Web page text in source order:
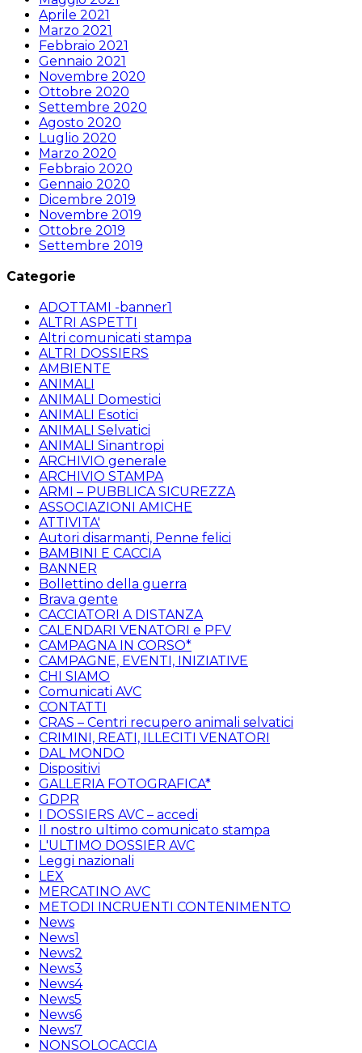
Aprile 2021
Marzo 2021
Febbraio 2021
Gennaio 2021
Novembre 2020
Ottobre 2020
Settembre 2020
Agosto 2020
Luglio 2020
Marzo 2020
Febbraio 2020
Gennaio 2020
Dicembre 2019
Novembre 2019
Ottobre 2019
Settembre 2019
Categorie
ADOTTAMI -banner1
ALTRI ASPETTI
Altri comunicati stampa
ALTRI DOSSIERS
AMBIENTE
ANIMALI
ANIMALI Domestici
ANIMALI Esotici
ANIMALI Selvatici
ANIMALI Sinantropi
ARCHIVIO generale
ARCHIVIO STAMPA
ARMI – PUBBLICA SICUREZZA
ASSOCIAZIONI AMICHE
ATTIVITA'
Autori disarmanti, Penne felici
BAMBINI E CACCIA
BANNER
Bollettino della guerra
Brava gente
CACCIATORI A DISTANZA
CALENDARI VENATORI e PFV
CAMPAGNA IN CORSO*
CAMPAGNE, EVENTI, INIZIATIVE
CHI SIAMO
Comunicati AVC
CONTATTI
CRAS – Centri recupero animali selvatici
CRIMINI, REATI, ILLECITI VENATORI
DAL MONDO
Dispositivi
GALLERIA FOTOGRAFICA*
GDPR
I DOSSIERS AVC – accedi
Il nostro ultimo comunicato stampa
L'ULTIMO DOSSIER AVC
Leggi nazionali
LEX
MERCATINO AVC
METODI INCRUENTI CONTENIMENTO
News
News1
News2
News3
News4
News5
News6
News7
NONSOLOCACCIA